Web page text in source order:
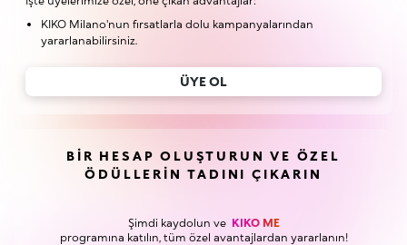
KIKO Milano'nun fırsatlarla dolu kampanyalarından
yararlanabilirsiniz.
ÜYE OL
BIR HESAP OLUŞTURUN VE ÖZEL
ÖDÜLLERIN TADINI ÇIKARIN
Şimdi kaydolun ve KIKO ME
programına katılın, tüm özel avantajlardan yararlanın!